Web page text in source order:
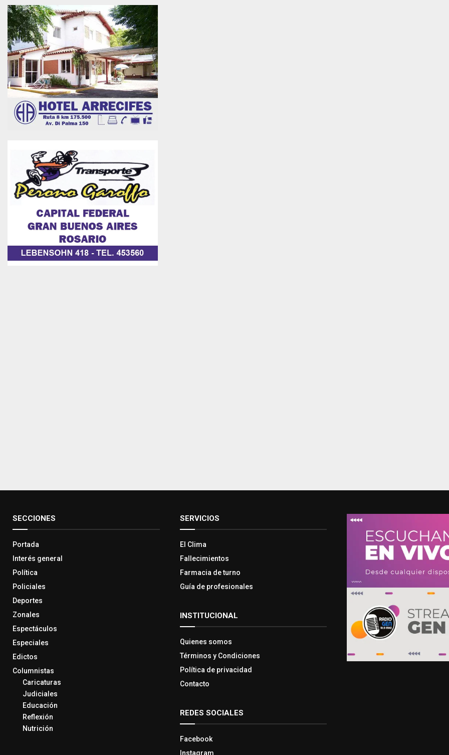
SECCIONES
Portada
Interés general
Política
Policiales
Deportes
Zonales
Espectáculos
Especiales
Edictos
Columnistas
Caricaturas
Judiciales
Educación
Reflexión
Nutrición
SERVICIOS
El Clima
Fallecimientos
Farmacia de turno
Guía de profesionales
INSTITUCIONAL
Quienes somos
Términos y Condiciones
Política de privacidad
Contacto
REDES SOCIALES
Facebook
Instagram